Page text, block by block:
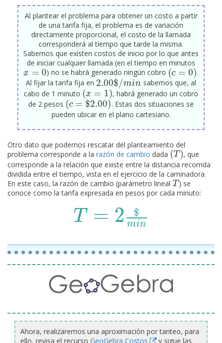
Al plantear el problema para obtener un costo a partir
de una tarifa fija, el problema es de variación
directamente proporcional, el costo de la llamada
corresponderá al tiempo que tarde la misma.
Sabemos que existen costos de inicio por lo que antes
de iniciar cualquier llamada (en el tiempo en minutos
x = 0
x= 0 ) no se habrá generado ningún cobro (c = 0)
(c= 0)
.
Al fijar la tarifa fija en 2.00$/min
2.00$/min
sabemos que, al
cabo de 1 minuto (x = 1)
(x= 1)
, habrá generado un cobro
de 2 pesos (c = $2.00)
(c= $2.00)
. Estas dos situaciones se
pueden ubicar en el plano cartesiano.
Otro dato que podemos rescatar del planteamiento del
problema corresponde a la razón de cambio dada (T )
(T)
, que
corresponde a la relación que existe entre la distancia recorrida
dividida entre el tiempo, vista en el ejercicio de la caminadora.
En este caso, la razón de cambio (parámetro lineal T
T ) se
conoce como la tarifa expresada en pesos por cada minuto:
T = 2 $
min
T= 2$min
Ahora, realizaremos una aproximación por tanteo, para
ello, revisa el recurso GeoGebra Costos y sigue las